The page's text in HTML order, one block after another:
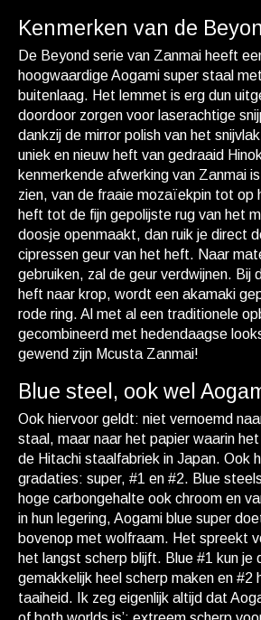
Kenmerken van de
De Beyond serie van Zanmai heeft
hoogwaardige Aogami super staal
buitenlaag. Het lemmet is erg dun
doordoor zorgen voor laserachtige
dankzij de mirror polish van het
uniek en nieuw heft van gedraaid
kenmerkende afwerking van Zanmai
zien, van de fraaie mozaïekpin tot op
heft tot de fijn gepolijste rug van het
doosje openmaakt, dan ruik je direct
cipressen geur van het heft. Naar
gebruiken, zal de geur verdwijnen. Bij
heft naar krop, wordt een akamaki
rode ring. Al met al een traditionele
gecombineerd met hedendaagse
gewend zijn Mcusta Zanmai!
Blue steel, ook wel
Ook hiervoor geldt: niet vernoemd
staal, maar naar het papier waarin
de Hitachi staalfabriek in Japan. Ook
gradaties: super, #1 en #2. Blue
hoge carbongehalte ook chroom en
in hun legering, Aogami blue super
bovenop met wolfraam. Het spreekt
het langst scherp blijft. Blue #1 kun je
gemakkelijk heel scherp maken en #2
taaiheid. Ik zeg eigenlijk altijd dat